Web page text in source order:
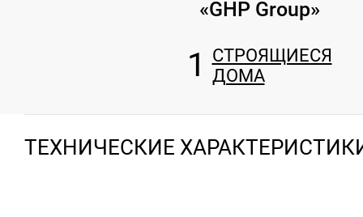
«GHP Group»
1
СТРОЯЩИЕСЯ
ДОМА
ТЕХНИЧЕСКИЕ